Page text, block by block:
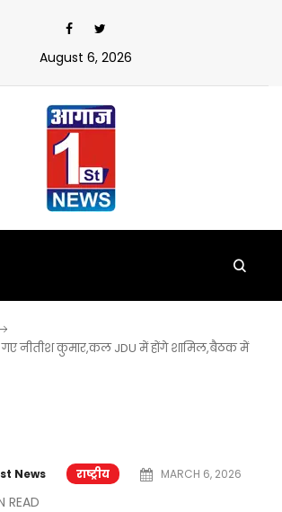
August 6, 2026
नीतीश कुमार,कल JDU में होंगे शामिल,बैठक में
News राष्ट्रीय
MARCH 6, 2026
READ